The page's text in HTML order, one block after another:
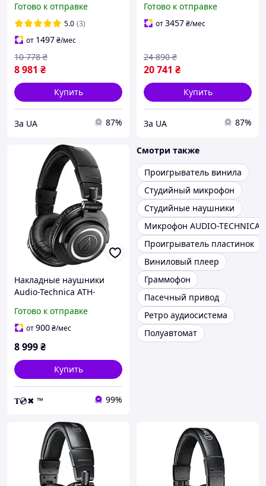
Готово к отправке
5.0 (3)
от 1497₴/мес
8 981 ₴
10 778 ₴
Купить
За UA 87%
[132101]
Готово к отправке
от3457₴/мес
20 741 ₴
24 890 ₴
Купить
За UA 87%
Накладные наушники
Audio-Technica ATH-
Готово к отправке
от900₴/мес
8 999₴
Купить
𝐓💿✖ ™ 99%
Смотри также
Проигрыватель винила
Студийный микрофон
Студийные наушники
Микрофон AUDIO-TECHNICA
Проигрыватель пластинок
Виниловый плеер
Граммофон
Пасечный привод
Ретро аудиосистема
Полуавтомат